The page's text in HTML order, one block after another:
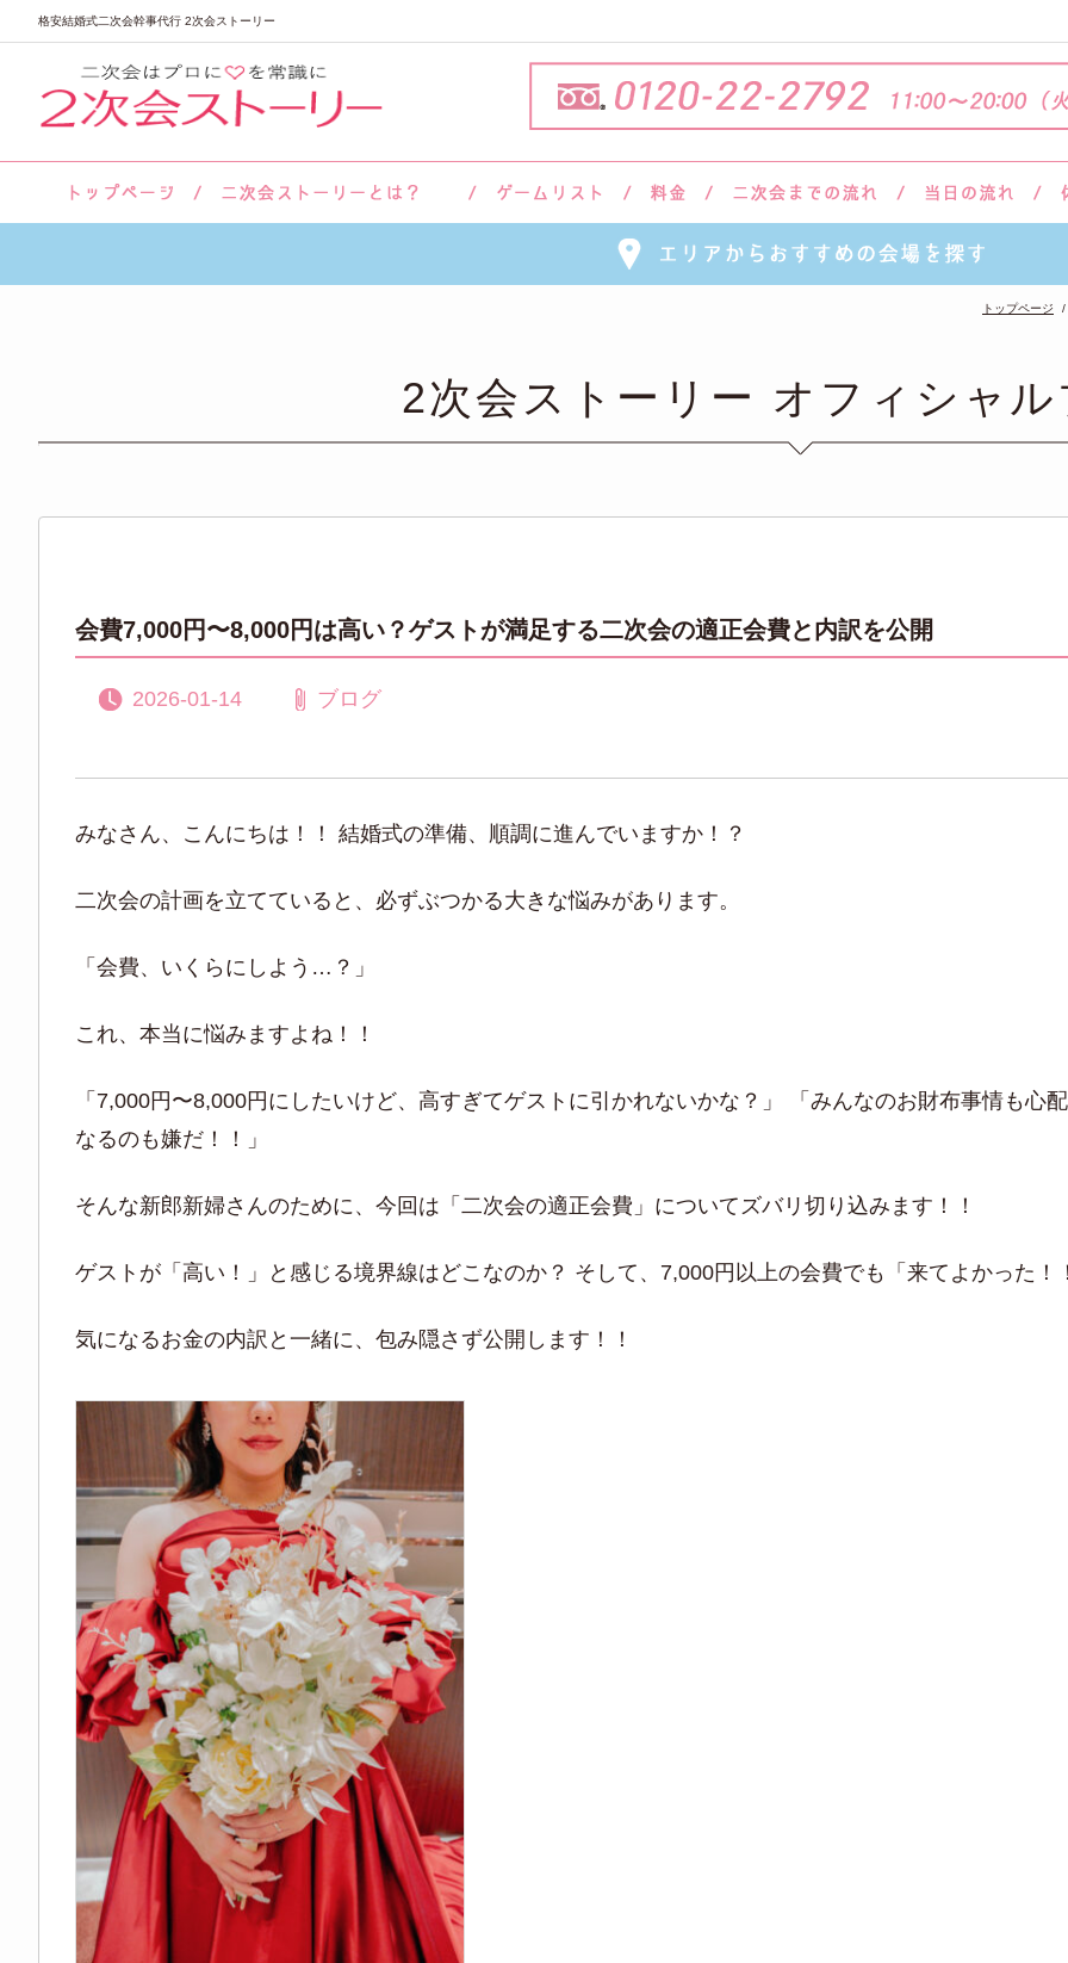
格安結婚式二次会幹事代行 2次会ストーリー
トップページ
2次会ストーリー オフィシャル
会費7,000円〜8,000円は高い？ゲストが満足する二次会の適正会費と内訳を公開
2026-01-14 ブログ
みなさん、こんにちは！！ 結婚式の準備、順調に進んでいますか！？
二次会の計画を立てていると、必ずぶつかる大きな悩みがあります。
「会費、いくらにしよう…？」
これ、本当に悩みますよね！！
「7,000円〜8,000円にしたいけど、高すぎてゲストに引かれないかな？」 「みんなのお財布事情も心
なるのも嫌だ！！」
そんな新郎新婦さんのために、今回は「二次会の適正会費」についてズバリ切り込みます！！
ゲストが「高い！」と感じる境界線はどこなのか？ そして、7,000円以上の会費でも「来てよかった！
気になるお金の内訳と一緒に、包み隠さず公開します！！